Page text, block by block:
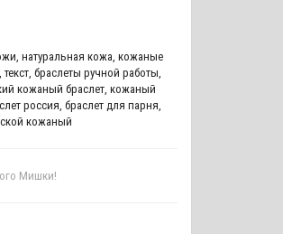
, натуральная кожа, кожаные
, текст, браслеты ручной работы,
кожаный браслет, кожаный
россия, браслет для парня,
кожаный